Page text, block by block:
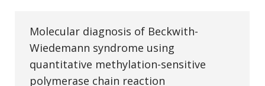
Molecular diagnosis of Beckwith-
Wiedemann syndrome using
quantitative methylation-sensitive
polymerase chain reaction